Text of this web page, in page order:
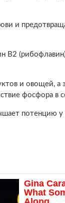
и
В2
и овощей, а
фосфора в
потенцию